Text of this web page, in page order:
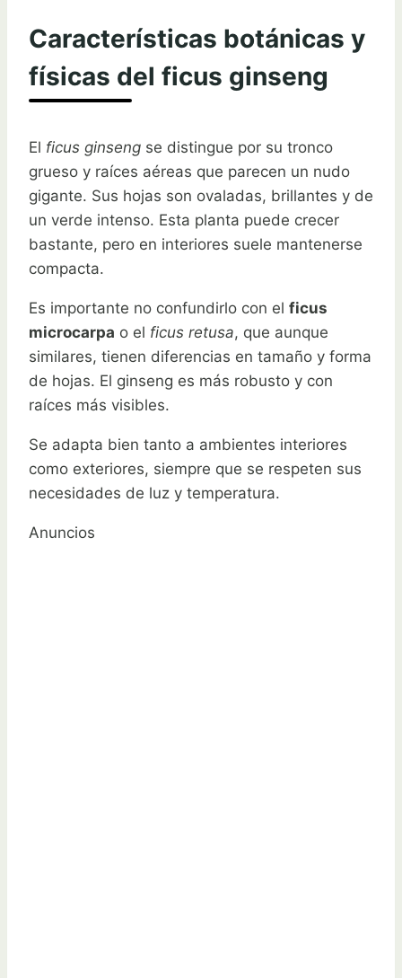
Características botánicas y
físicas del ficus ginseng
El ficus ginseng se distingue por su tronco
grueso y raíces aéreas que parecen un nudo
gigante. Sus hojas son ovaladas, brillantes y de
un verde intenso. Esta planta puede crecer
bastante, pero en interiores suele mantenerse
compacta.
Es importante no confundirlo con el ficus
microcarpa o el ficus retusa, que aunque
similares, tienen diferencias en tamaño y forma
de hojas. El ginseng es más robusto y con
raíces más visibles.
Se adapta bien tanto a ambientes interiores
como exteriores, siempre que se respeten sus
necesidades de luz y temperatura.
Anuncios